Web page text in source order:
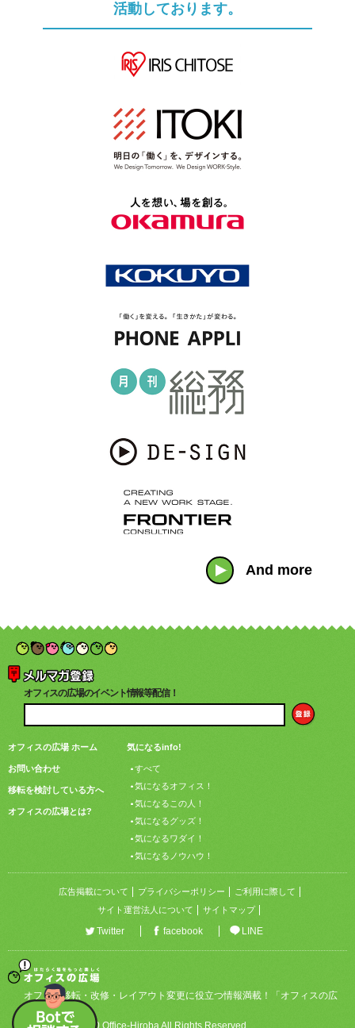
活動しております。
And more
オフィスの広場のイベント情報等配信！
オフィスの広場 ホーム
お問い合わせ
移転を検討している方へ
オフィスの広場とは?
気になるinfo!
すべて
気になるオフィス！
気になるこの人！
気になるグッズ！
気になるワダイ！
気になるノウハウ！
広告掲載について プライバシーポリシー
ご利用に際して
サイト運営法人について
サイトマップ
Twitter facebook LINE
オフィス移転・改修・レイアウト変更に役立つ情報満載！「オフィスの広
場」